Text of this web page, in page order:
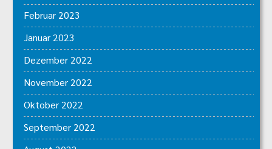
Februar 2023
Januar 2023
Dezember 2022
November 2022
Oktober 2022
September 2022